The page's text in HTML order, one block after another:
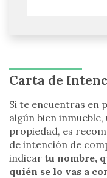
Carta de
Si te encuentras en
algún bien
propiedad, es
de intención de
indicar tu nombre,
quién se lo vas a